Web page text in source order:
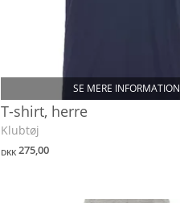
SE MERE INFORMATION
T-shirt, herre
Klubtøj
DKK275,00